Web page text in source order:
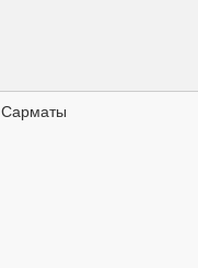
Сарматы